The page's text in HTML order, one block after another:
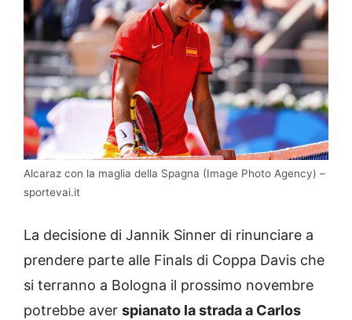
Alcaraz con la maglia della Spagna (Image Photo Agency) –
sportevai.it
La decisione di Jannik Sinner di rinunciare a
prendere parte alle Finals di Coppa Davis che
si terranno a Bologna il prossimo novembre
potrebbe aver spianato la strada a Carlos